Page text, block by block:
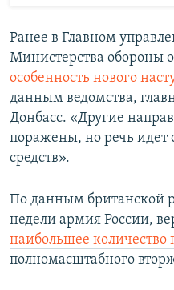
Ранее в Главном
Министерства обороны
особенность нового
данным ведомства,
Донбасс. «Другие
поражены, но речь идет
средств».
По данным британской
недели армия России,
наибольшее количество
полномасштабного